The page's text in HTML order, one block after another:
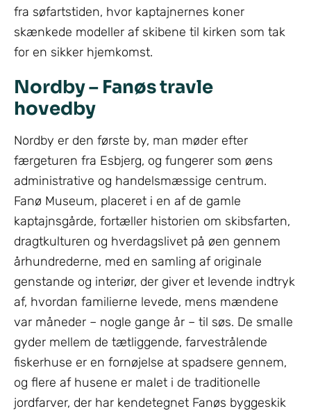
fra søfartstiden, hvor kaptajnernes koner
skænkede modeller af skibene til kirken som tak
for en sikker hjemkomst.
Nordby – Fanøs travle
hovedby
Nordby er den første by, man møder efter
færgeturen fra Esbjerg, og fungerer som øens
administrative og handelsmæssige centrum.
Fanø Museum, placeret i en af de gamle
kaptajnsgårde, fortæller historien om skibsfarten,
dragtkulturen og hverdagslivet på øen gennem
århundrederne, med en samling af originale
genstande og interiør, der giver et levende indtryk
af, hvordan familierne levede, mens mændene
var måneder – nogle gange år – til søs. De smalle
gyder mellem de tætliggende, farvestrålende
fiskerhuse er en fornøjelse at spadsere gennem,
og flere af husene er malet i de traditionelle
jordfarver, der har kendetegnet Fanøs byggeskik